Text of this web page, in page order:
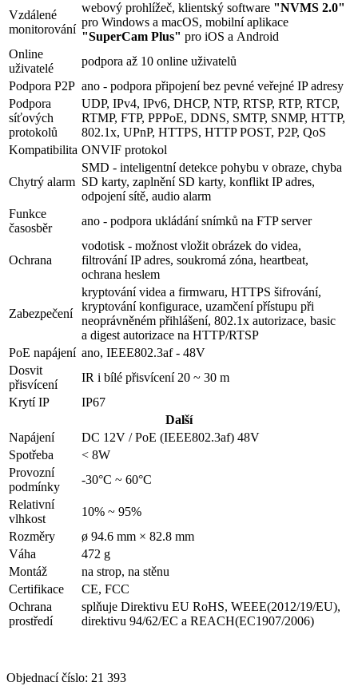
Vzdálené
monitorování
webový prohlížeč, klientský software "NVMS 2.0"
pro Windows a macOS, mobilní aplikace
"SuperCam Plus" pro iOS a Android
Online
uživatelé
podpora až 10 online uživatelů
Podpora P2P ano - podpora připojení bez pevné veřejné IP adresy
Podpora
síťových
protokolů
UDP, IPv4, IPv6, DHCP, NTP, RTSP, RTP, RTCP,
RTMP, FTP, PPPoE, DDNS, SMTP, SNMP, HTTP,
802.1x, UPnP, HTTPS, HTTP POST, P2P, QoS
Kompatibilita ONVIF protokol
Chytrý alarm
SMD - inteligentní detekce pohybu v obraze, chyba
SD karty, zaplnění SD karty, konflikt IP adres,
odpojení sítě, audio alarm
Funkce
časosběr
ano - podpora ukládání snímků na FTP server
Ochrana
vodotisk - možnost vložit obrázek do videa,
filtrování IP adres, soukromá zóna, heartbeat,
ochrana heslem
Zabezpečení
kryptování videa a firmwaru, HTTPS šifrování,
kryptování konfigurace, uzamčení přístupu při
neoprávněném přihlášení, 802.1x autorizace, basic
a digest autorizace na HTTP/RTSP
PoE napájení ano, IEEE802.3af - 48V
Dosvit
přisvícení
IR i bílé přisvícení 20 ~ 30 m
Krytí IP
IP67
Další
Napájení
DC 12V / PoE (IEEE802.3af) 48V
Spotřeba
< 8W
Provozní
podmínky
-30°C ~ 60°C
Relativní
vlhkost
10% ~ 95%
Rozměry
ø 94.6 mm × 82.8 mm
Váha
472 g
Montáž
na strop, na stěnu
Certifikace
CE, FCC
Ochrana
prostředí
splňuje Direktivu EU RoHS, WEEE(2012/19/EU),
direktivu 94/62/EC a REACH(EC1907/2006)
Objednací číslo: 21 393